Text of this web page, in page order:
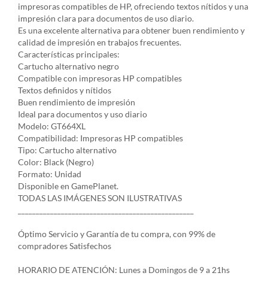
impresoras compatibles de HP, ofreciendo textos nítidos y una
impresión clara para documentos de uso diario.
Es una excelente alternativa para obtener buen rendimiento y
calidad de impresión en trabajos frecuentes.
Características principales:
Cartucho alternativo negro
Compatible con impresoras HP compatibles
Textos definidos y nítidos
Buen rendimiento de impresión
Ideal para documentos y uso diario
Modelo: GT664XL
Compatibilidad: Impresoras HP compatibles
Tipo: Cartucho alternativo
Color: Black (Negro)
Formato: Unidad
Disponible en GamePlanet.
TODAS LAS IMÁGENES SON ILUSTRATIVAS
Óptimo Servicio y Garantía de tu compra, con 99% de
compradores Satisfechos
HORARIO DE ATENCIÓN: Lunes a Domingos de 9 a 21hs